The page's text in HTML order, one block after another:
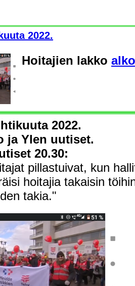
2022.
Hoitajien lakko
2022.
ja Ylen uutiset.
20.30:
pillastuivat, kun
hoitajia takaisin
takia."